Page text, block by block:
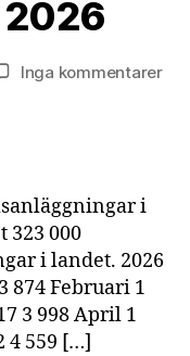
2026
Inga kommentarertill
i
323 000
i landet. 2026
874 Februari 1
3 998 April 1
4 559 […]